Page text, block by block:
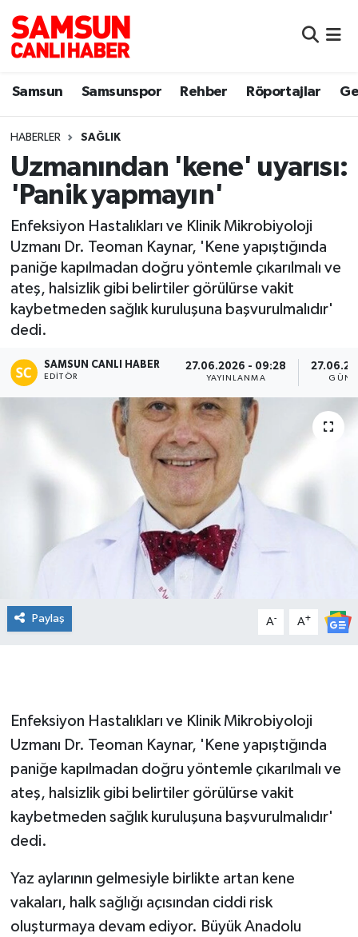
Samsun Samsunspor Rehber Röportajlar
HABERLER SAĞLIK
Uzmanından 'kene' uyarısı:
'Panik yapmayın'
Enfeksiyon Hastalıkları ve Klinik Mikrobiyoloji
Uzmanı Dr. Teoman Kaynar, 'Kene yapıştığında
paniğe kapılmadan doğru yöntemle çıkarılmalı ve
ateş, halsizlik gibi belirtiler görülürse vakit
kaybetmeden sağlık kuruluşuna başvurulmalıdır'
dedi.
SAMSUN CANLI HABER
EDITÖR
27.06.2026 - 09:28
YAYINLANMA
Paylaş A- A+
Enfeksiyon Hastalıkları ve Klinik Mikrobiyoloji
Uzmanı Dr. Teoman Kaynar, 'Kene yapıştığında
paniğe kapılmadan doğru yöntemle çıkarılmalı ve
ateş, halsizlik gibi belirtiler görülürse vakit
kaybetmeden sağlık kuruluşuna başvurulmalıdır'
dedi.
Yaz aylarının gelmesiyle birlikte artan kene
vakaları, halk sağlığı açısından ciddi risk
oluşturmaya devam ediyor. Büyük Anadolu
Samsun
Sokak Röportajları
Genel
Dünya
Eğitim
Sağlık
Samsun Nöbetçi Eczaneler
Samsun Hava Durumu
Samsun Namaz Vakitleri
Samsun Trafik Yoğunluk Haritası
Süper Lig Puan Durumu ve Fikstür
Tüm Manşetler
Son Dakika Haberleri